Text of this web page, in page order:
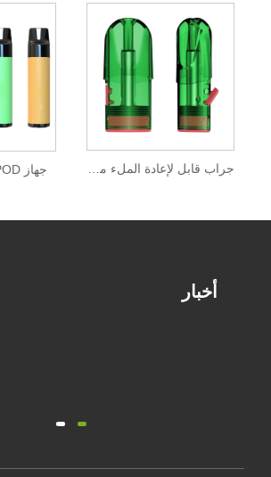
جهاز POD البديل لـ OEM جراب قابل لإعادة الملء متوافق مع جهاز Relx
أخبار